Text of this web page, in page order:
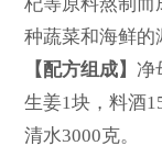
种蔬菜和海鲜的
【配方组成】净
生姜1块，料酒
清水3000克。